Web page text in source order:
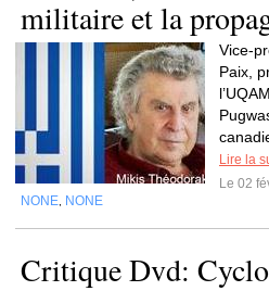
militaire et la
Vice-
Paix,
Lire la
Le 02
NONE NONE
Critique Dvd: